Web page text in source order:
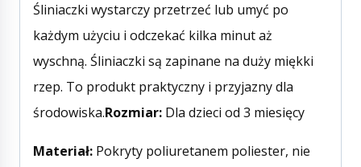
Śliniaczki wystarczy przetrzeć lub umyć po
każdym użyciu i odczekać kilka minut aż
wyschną. Śliniaczki są zapinane na duży miękki
rzep. To produkt praktyczny i przyjazny dla
środowiska.Rozmiar: Dla dzieci od 3 miesięcy
Materiał: Pokryty poliuretanem poliester, nie